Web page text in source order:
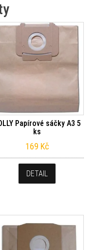
Papírové sáčky A3 5
ks
169 Kč
DETAIL